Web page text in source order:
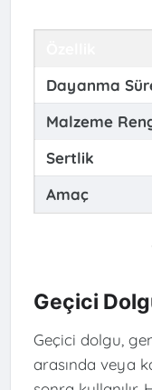
Dayanma
Malzeme
Sertlik
Amaç
Geçici
Geçici dolgu,
arasında veya